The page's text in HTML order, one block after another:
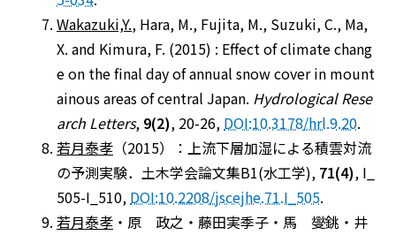
Wakazuki,Y., Hara, M., Fujita, M., Suzuki, C., Ma,
X. and Kimura, F. (2015) : Effect of climate chang
e on the final day of annual snow cover in mount
ainous areas of central Japan. Hydrological Rese
arch Letters, 9(2), 20-26, DOI:10.3178/hrl.9.20.
若月泰孝 （2015）：上流下層加湿による積雲対流
の予測実験．土木学会論文集B1(水工学), 71(4), I_
505-I_510, DOI:10.2208/jscejhe.71.I_505.
若月泰孝 ・原 政之・藤田実季子・馬 燮銚・井